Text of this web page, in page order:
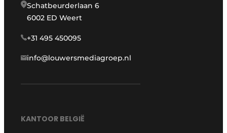
Schatbeurderlaan 6
6002 ED Weert
+31 495 450095
info@louwersmediagroep.nl
KANTOOR BELGIË